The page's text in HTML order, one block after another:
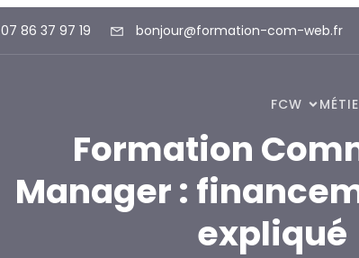
07 86 37 97 19 bonjour@formation-com-web.fr
FCW
Formation
Manager :
expliqué